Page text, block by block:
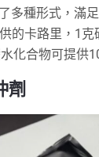
多種形式，滿
的卡路里，1
化合物可提供
劑